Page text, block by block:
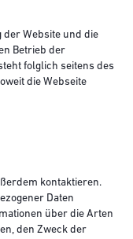
der Website und die
Betrieb der
folglich seitens des
die Webseite
kontaktieren.
Daten
über die Arten
den Zweck der